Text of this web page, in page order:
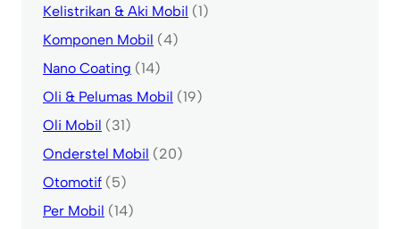
Kelistrikan & Aki Mobil (1)
Komponen Mobil (4)
Nano Coating (14)
Oli & Pelumas Mobil (19)
Oli Mobil (31)
Onderstel Mobil (20)
Otomotif (5)
Per Mobil (14)